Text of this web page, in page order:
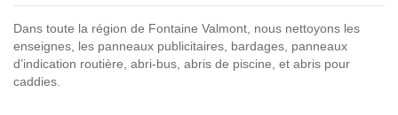
Dans toute la région de Fontaine Valmont, nous nettoyons les
enseignes, les panneaux publicitaires, bardages, panneaux
d’indication routière, abri-bus, abris de piscine, et abris pour
caddies.